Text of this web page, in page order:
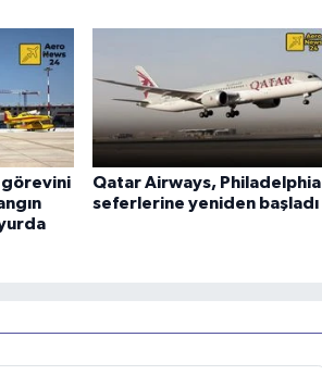
görevini
Qatar Airways, Philadelphia
seferlerine yeniden başladı